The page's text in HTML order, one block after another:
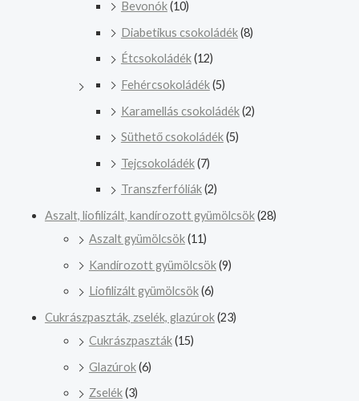
Bevonók(10)
Diabetikus csokoládék(8)
Étcsokoládék(12)
Fehércsokoládék(5)
Karamellás csokoládék(2)
Süthető csokoládék(5)
Tejcsokoládék(7)
Transzferfóliák(2)
Aszalt, liofilizált, kandírozott gyümölcsök(28)
Aszalt gyümölcsök(11)
Kandírozott gyümölcsök(9)
Liofilizált gyümölcsök(6)
Cukrászpaszták, zselék, glazúrok(23)
Cukrászpaszták(15)
Glazúrok(6)
Zselék(3)